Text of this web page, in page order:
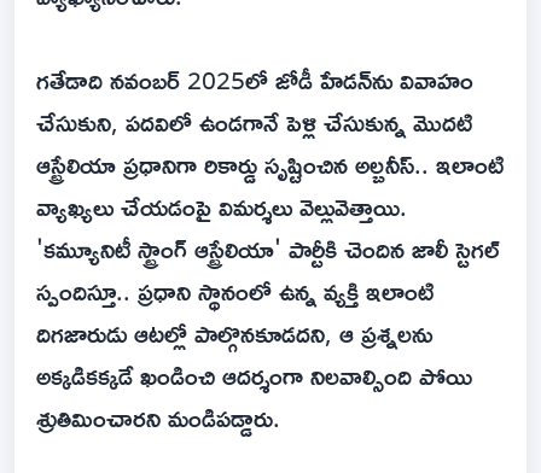
గతేడాది నవంబర్ 2025లో జోడీ హేడన్‌ను వివాహం
చేసుకుని, పదవిలో ఉండగానే పెళ్లి చేసుకున్న మొదటి
ఆస్ట్రేలియా ప్రధానిగా రికార్డు సృష్టించిన అల్బనీస్.. ఇలాంటి
వ్యాఖ్యలు చేయడంపై విమర్శలు వెల్లువెత్తాయి.
'కమ్యూనిటీ స్ట్రాంగ్ ఆస్ట్రేలియా' పార్టీకి చెందిన జాలీ స్టెగల్
స్పందిస్తూ.. ప్రధాని స్థానంలో ఉన్న వ్యక్తి ఇలాంటి
దిగజారుడు ఆటల్లో పాల్గొనకూడదని, ఆ ప్రశ్నలను
అక్కడికక్కడే ఖండించి ఆదర్శంగా నిలవాల్సింది పోయి
శ్రుతిమించారని మండిపడ్డారు.